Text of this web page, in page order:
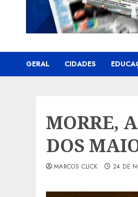
GERAL CIDADES
MORRE,
DOS
MARCOS CLICK 24 DE